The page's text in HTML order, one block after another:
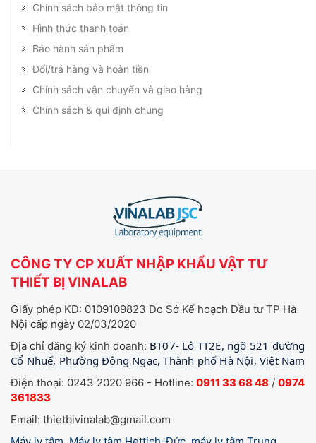
Chính sách bảo mật thông tin
Hình thức thanh toán
Bảo hành sản phẩm
Đổi/trả hàng và hoàn tiền
Chính sách vận chuyển và giao hàng
Chính sách & qui định chung
CÔNG TY CP XUẤT NHẬP KHẨU VẬT TƯ
THIẾT BỊ VINALAB
Giấy phép KD: 0109109823 Do Sở Kế hoạch Đầu tư TP Hà
Nội cấp ngày 02/03/2020
Địa chỉ đăng ký kinh doanh: BT07- Lô TT2E, ngõ 521 đường
Cổ Nhuế, Phường Đông Ngạc, Thành phố Hà Nội, Việt Nam
Điện thoại: 0243 2020 966 - Hotline: 0911 33 68 48 / 0974
361833
Email: thietbivinalab@gmail.com